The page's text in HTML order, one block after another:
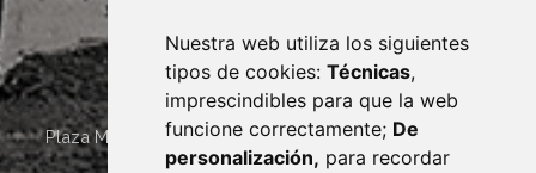
Nuestra web utiliza los siguientes
tipos de cookies: Técnicas,
imprescindibles para que la web
funcione correctamente; De
personalización, para recordar
Plaza Mayor 4 22400 MONZÓN - ARAGÓN (ESPAÑA)
· (34) 974 400 700 ·